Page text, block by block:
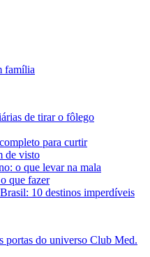
família
de tirar o fôlego
para curtir
de visto
o que levar na mala
que fazer
10 destinos imperdíveis
portas do universo Club Med.